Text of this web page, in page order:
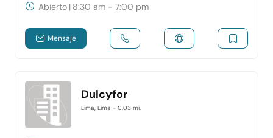
Abierto | 8:30 am - 7:00 pm
Mensaje
Dulcyfor
Lima, Lima - 0.03 mi.